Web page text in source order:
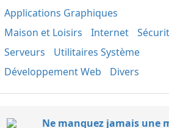
Applications Graphiques
Maison et Loisirs
Internet
Serveurs
Utilitaires Système
Développement Web
Divers
Ne manquez jamais une